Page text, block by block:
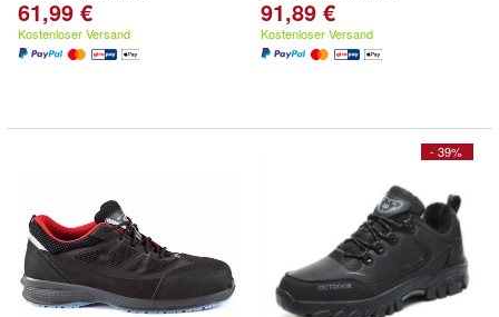
61,99 €
Kostenloser Versand
91,89 €
Kostenloser Versand
- 39%